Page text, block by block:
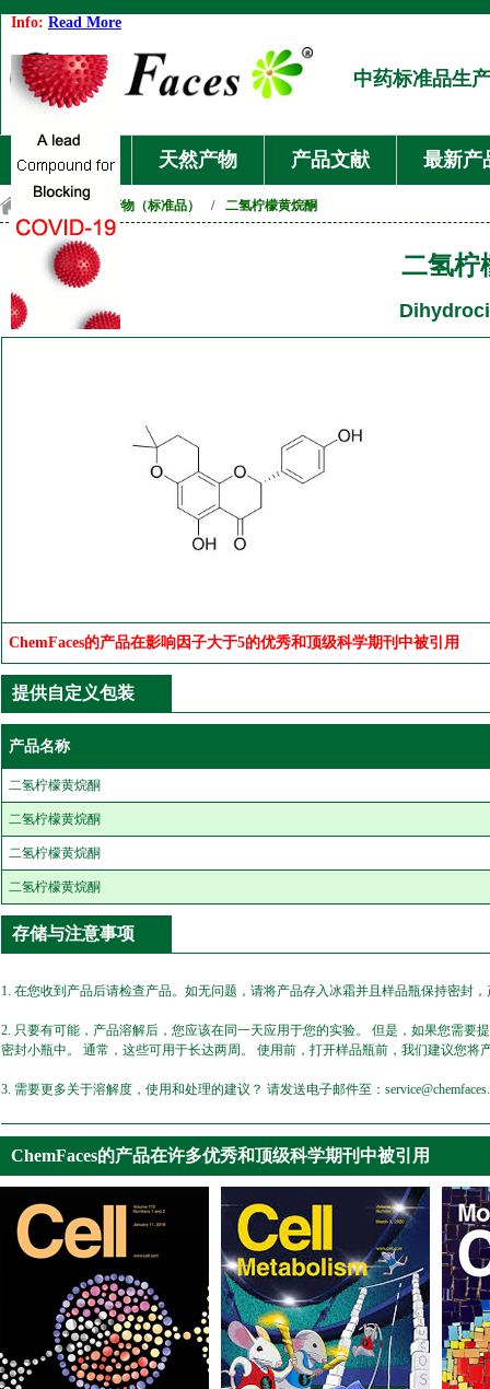
Info: Read More
中药标准品生
首页 天然产物 产品文献 最新产
天然产物（标准品） / 二氢柠檬黄烷酮
二氢柠
ChemFaces的产品在影响因子大于5的优秀和顶级科学期刊中被引用
提供自定义包装
产品名称
二氢柠檬黄烷酮
二氢柠檬黄烷酮
二氢柠檬黄烷酮
二氢柠檬黄烷酮
存储与注意事项
1. 在您收到产品后请检查产品。如无问题，请将产品存入冰霜并且样品瓶保持密封
2. 只要有可能，产品溶解后，您应该在同一天应用于您的实验。 但是，如果您需
密封小瓶中。 通常，这些可用于长达两周。 使用前，打开样品瓶前，我们建议您将
3. 需要更多关于溶解度，使用和处理的建议？ 请发送电子邮件至：
ChemFaces的产品在许多优秀和顶级科学期刊中被引用